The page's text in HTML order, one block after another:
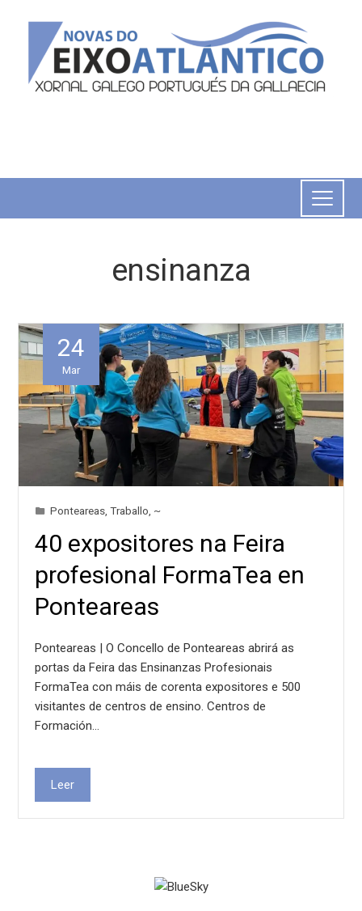
ensinanza
24
Mar
Ponteareas ,Traballo ~
40 expositores na Feira
profesional FormaTea en
Ponteareas
Ponteareas | O Concello de Ponteareas abrirá as
portas da Feira das Ensinanzas Profesionais
FormaTea con máis de corenta expositores e 500
visitantes de centros de ensino. Centros de
Formación…
Leer